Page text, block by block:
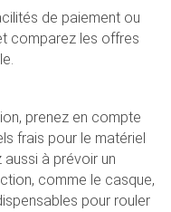
de paiement ou
comparez les offres
prenez en compte
frais pour le matériel
à prévoir un
comme le casque,
pour rouler